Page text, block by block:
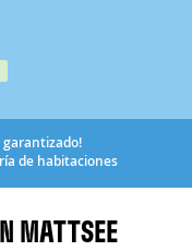
garantizado!
de habitaciones
MATTSEE